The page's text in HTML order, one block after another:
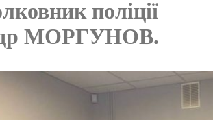
поліції
МОРГУНОВ.